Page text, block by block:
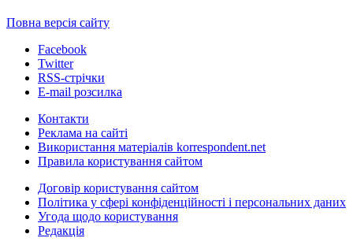
Повна версія сайту
Facebook
Twitter
RSS-стрічки
E-mail розсилка
Контакти
Реклама на сайті
Використання матеріалів korrespondent.net
Правила користування сайтом
Договір користування сайтом
Політика у сфері конфіденційності і персональних даних
Угода щодо користування
Редакція